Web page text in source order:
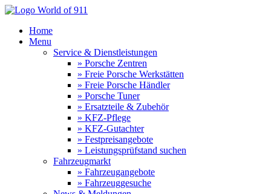
Home
Menu
Service & Dienstleistungen
» Porsche Zentren
» Freie Porsche Werkstätten
» Freie Porsche Händler
» Porsche Tuner
» Ersatzteile & Zubehör
» KFZ-Pflege
» KFZ-Gutachter
» Festpreisangebote
» Leistungsprüfstand suchen
Fahrzeugmarkt
» Fahrzeugangebote
» Fahrzeuggesuche